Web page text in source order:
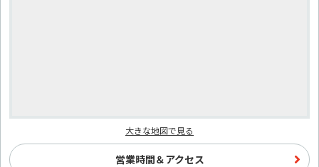
大きな地図で見る
営業時間＆アクセス